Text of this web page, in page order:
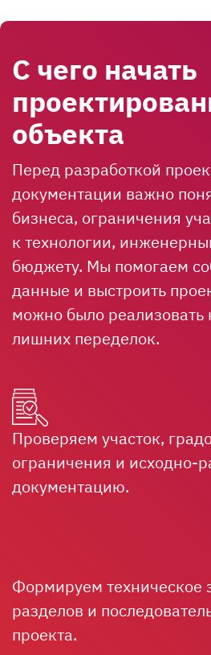
С чего начать
объекта
Перед разработкой
документации важно
бизнеса, ограничения
к технологии,
бюджету. Мы помогаем
данные и выстроить
можно было реализовать
лишних переделок.
Проверяем участок,
ограничения и исходно-
документацию.
Формируем техническое
разделов и
проекта.